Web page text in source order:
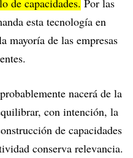
de capacidades. Por las
esta tecnología en
mayoría de las empresas
nacerá de la
con intención, la
de capacidades
conserva relevancia.